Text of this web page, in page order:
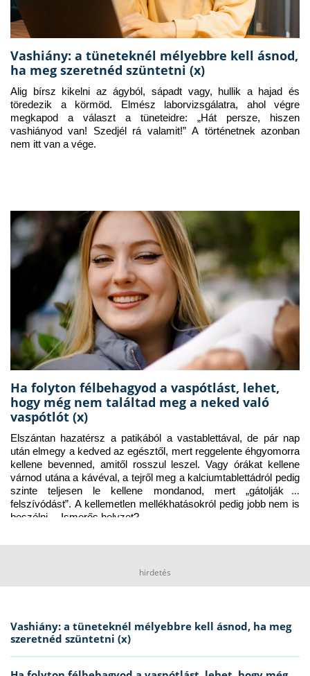
Vashiány: a tüneteknél mélyebbre kell ásnod,
ha meg szeretnéd szüntetni (x)
Alig bírsz kikelni az ágyból, sápadt vagy, hullik a hajad és
töredezik a körmöd. Elmész laborvizsgálatra, ahol végre
megkapod a választ a tüneteidre: „Hát persze, hiszen
vashiányod van! Szedjél rá valamit!” A történetnek azonban
nem itt van a vége.
Ha folyton félbehagyod a vaspótlást, lehet,
hogy még nem találtad meg a neked való
vaspótlót (x)
Elszántan hazatérsz a patikából a vastablettával, de pár nap
után elmegy a kedved az egésztől, mert reggelente éhgyomorra
kellene bevenned, amitől rosszul leszel. Vagy órákat kellene
várnod utána a kávéval, a tejről meg a kalciumtablettádról pedig
szinte teljesen le kellene mondanod, mert „gátolják a
felszívódást”. A kellemetlen mellékhatásokról pedig jobb nem is
beszélni… Ismerős helyzet?
hirdetés
Vashiány: a tüneteknél mélyebbre kell ásnod, ha meg
szeretnéd szüntetni (x)